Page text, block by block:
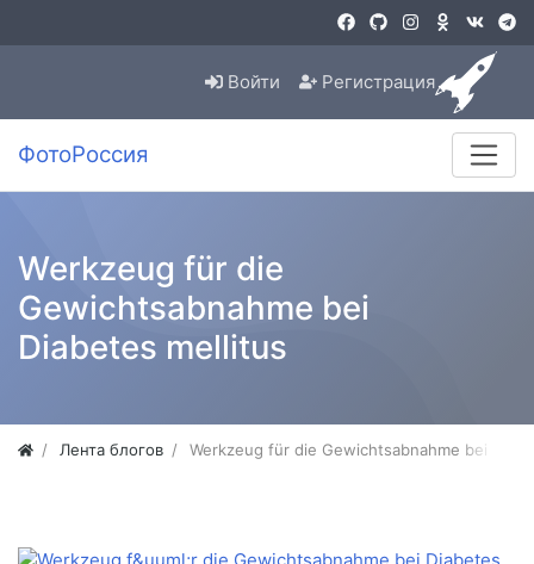
Войти Регистрация
ФотоРоссия
Werkzeug für die
Gewichtsabnahme bei
Diabetes mellitus
Лента блогов Werkzeug für die Gewichtsabnahme bei